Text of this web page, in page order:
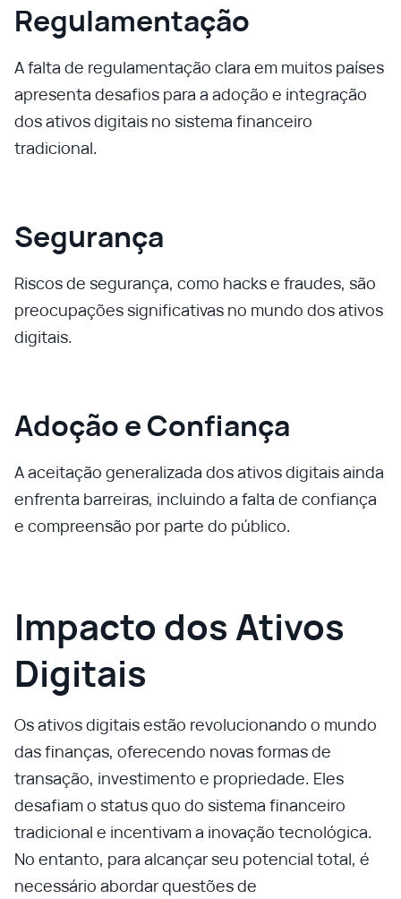
Regulamentação
A falta de regulamentação clara em muitos países
apresenta desafios para a adoção e integração
dos ativos digitais no sistema financeiro
tradicional.
Segurança
Riscos de segurança, como hacks e fraudes, são
preocupações significativas no mundo dos ativos
digitais.
Adoção e Confiança
A aceitação generalizada dos ativos digitais ainda
enfrenta barreiras, incluindo a falta de confiança
e compreensão por parte do público.
Impacto dos Ativos
Digitais
Os ativos digitais estão revolucionando o mundo
das finanças, oferecendo novas formas de
transação, investimento e propriedade. Eles
desafiam o status quo do sistema financeiro
tradicional e incentivam a inovação tecnológica.
No entanto, para alcançar seu potencial total, é
necessário abordar questões de